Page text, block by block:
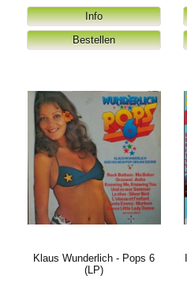
Klaus Wunderlich - Pops 6
(LP)